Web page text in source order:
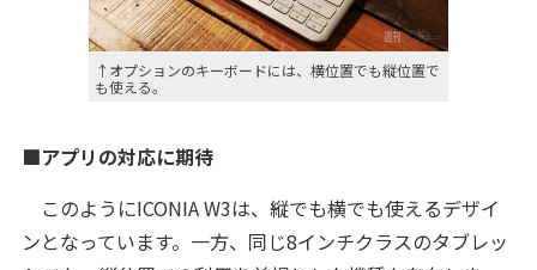
↑オプションのキーボードには、横位置でも縦位置で
も使える。
■アプリの対応に期待
このようにICONIA W3は、縦でも横でも使えるデザイ
ンとなっています。一方、同じ8インチクラスのタブレッ